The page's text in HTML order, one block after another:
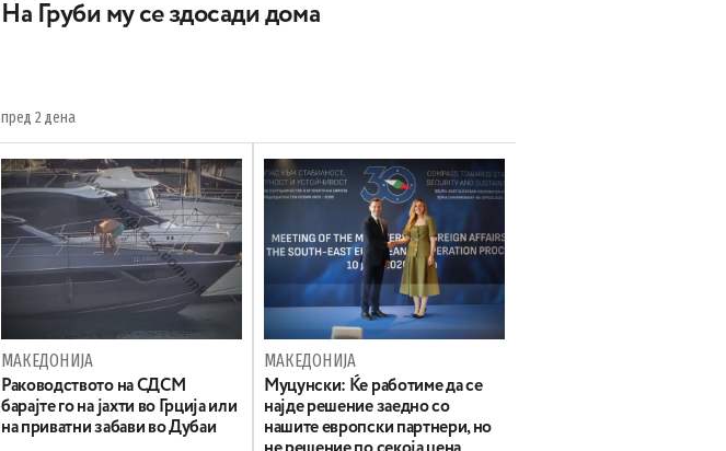
На Груби му се здосади дома
пред 2 дена
МАКЕДОНИЈА
Раководството на СДСМ
барајте го на јахти во Грција или
на приватни забави во Дубаи
МАКЕДОНИЈА
Муцунски: Ќе работиме да се
најде решение заедно со
нашите европски партнери, но